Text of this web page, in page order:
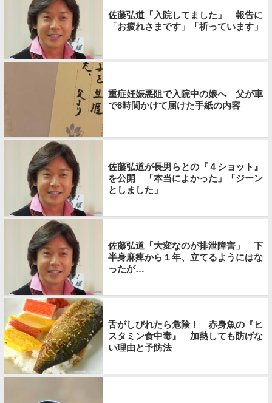
佐藤弘道「入院してました」 報告に
「お疲れさまです」「祈っています」
重症妊娠悪阻で入院中の娘へ 父が車
で8時間かけて届けた手紙の内容
佐藤弘道が長男らとの『４ショット』
を公開 「本当によかった」「ジーン
としました」
佐藤弘道「大変なのが排泄障害」 下
半身麻痺から１年、立てるようにはな
ったが…
舌がしびれたら危険！ 赤身魚の『ヒ
スタミン食中毒』 加熱しても防げな
い理由と予防法